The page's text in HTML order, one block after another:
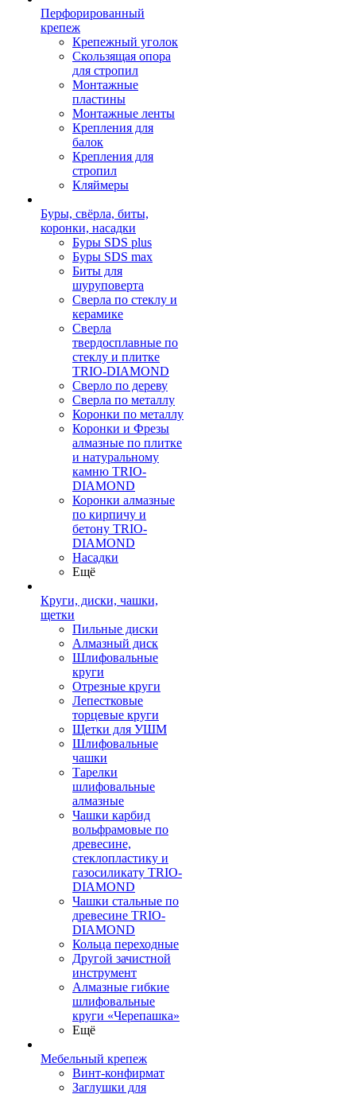
Перфорированный
крепеж
Крепежный уголок
Скользящая опора
для стропил
Монтажные
пластины
Монтажные ленты
Крепления для
балок
Крепления для
стропил
Кляймеры
Буры, свёрла, биты,
коронки, насадки
Буры SDS plus
Буры SDS max
Биты для
шуруповерта
Сверла по стеклу и
керамике
Сверла
твердосплавные по
стеклу и плитке
TRIO-DIAMOND
Сверло по дереву
Сверла по металлу
Коронки по металлу
Коронки и Фрезы
алмазные по плитке
и натуральному
камню TRIO-
DIAMOND
Коронки алмазные
по кирпичу и
бетону TRIO-
DIAMOND
Насадки
Ещё
Круги, диски, чашки,
щетки
Пильные диски
Алмазный диск
Шлифовальные
круги
Отрезные круги
Лепестковые
торцевые круги
Щетки для УШМ
Шлифовальные
чашки
Тарелки
шлифовальные
алмазные
Чашки карбид
вольфрамовые по
древесине,
стеклопластику и
газосиликату TRIO-
DIAMOND
Чашки стальные по
древесине TRIO-
DIAMOND
Кольца переходные
Другой зачистной
инструмент
Алмазные гибкие
шлифовальные
круги «Черепашка»
Ещё
Мебельный крепеж
Винт-конфирмат
Заглушки для